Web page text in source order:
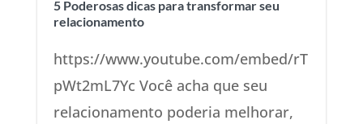
5 Poderosas dicas para transformar seu
relacionamento
https://www.youtube.com/embed/rT
pWt2mL7Yc Você acha que seu
relacionamento poderia melhorar,